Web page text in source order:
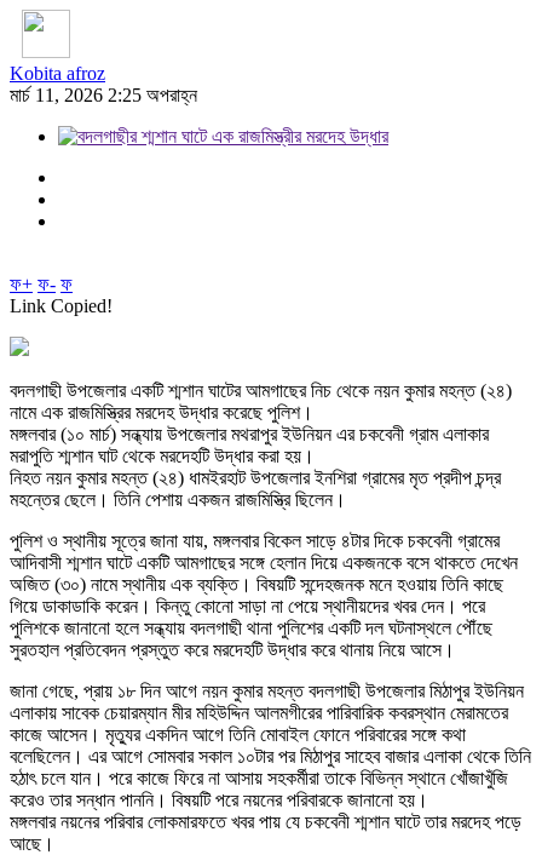
Kobita afroz
মার্চ 11, 2026 2:25 অপরাহ্ন
ফ+ ফ- ফ
Link Copied!
বদলগাছী উপজেলার একটি শ্মশান ঘাটের আমগাছের নিচ থেকে নয়ন কুমার মহন্ত (২৪)
নামে এক রাজমিস্ত্রির মরদেহ উদ্ধার করেছে পুলিশ।
মঙ্গলবার (১০ মার্চ) সন্ধ্যায় উপজেলার মথরাপুর ইউনিয়ন এর চকবেনী গ্রাম এলাকার
মরাপুতি শ্মশান ঘাট থেকে মরদেহটি উদ্ধার করা হয়।
নিহত নয়ন কুমার মহন্ত (২৪) ধামইরহাট উপজেলার ইনশিরা গ্রামের মৃত প্রদীপ চন্দ্র
মহন্তের ছেলে। তিনি পেশায় একজন রাজমিস্ত্রি ছিলেন।
পুলিশ ও স্থানীয় সূত্রে জানা যায়, মঙ্গলবার বিকেল সাড়ে ৪টার দিকে চকবেনী গ্রামের
আদিবাসী শ্মশান ঘাটে একটি আমগাছের সঙ্গে হেলান দিয়ে একজনকে বসে থাকতে দেখেন
অজিত (৩০) নামে স্থানীয় এক ব্যক্তি। বিষয়টি সন্দেহজনক মনে হওয়ায় তিনি কাছে
গিয়ে ডাকাডাকি করেন। কিন্তু কোনো সাড়া না পেয়ে স্থানীয়দের খবর দেন। পরে
পুলিশকে জানানো হলে সন্ধ্যায় বদলগাছী থানা পুলিশের একটি দল ঘটনাস্থলে পৌঁছে
সুরতহাল প্রতিবেদন প্রস্তুত করে মরদেহটি উদ্ধার করে থানায় নিয়ে আসে।
জানা গেছে, প্রায় ১৮ দিন আগে নয়ন কুমার মহন্ত বদলগাছী উপজেলার মিঠাপুর ইউনিয়ন
এলাকায় সাবেক চেয়ারম্যান মীর মহিউদ্দিন আলমগীরের পারিবারিক কবরস্থান মেরামতের
কাজে আসেন। মৃত্যুর একদিন আগে তিনি মোবাইল ফোনে পরিবারের সঙ্গে কথা
বলেছিলেন। এর আগে সোমবার সকাল ১০টার পর মিঠাপুর সাহেব বাজার এলাকা থেকে তিনি
হঠাৎ চলে যান। পরে কাজে ফিরে না আসায় সহকর্মীরা তাকে বিভিন্ন স্থানে খোঁজাখুঁজি
করেও তার সন্ধান পাননি। বিষয়টি পরে নয়নের পরিবারকে জানানো হয়।
মঙ্গলবার নয়নের পরিবার লোকমারফতে খবর পায় যে চকবেনী শ্মশান ঘাটে তার মরদেহ পড়ে
আছে।